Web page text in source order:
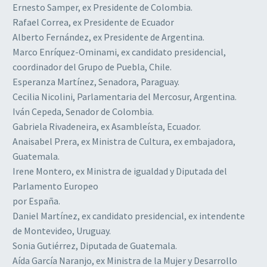
Ernesto Samper, ex Presidente de Colombia.
Rafael Correa, ex Presidente de Ecuador
Alberto Fernández, ex Presidente de Argentina.
Marco Enríquez-Ominami, ex candidato presidencial,
coordinador del Grupo de Puebla, Chile.
Esperanza Martínez, Senadora, Paraguay.
Cecilia Nicolini, Parlamentaria del Mercosur, Argentina.
Iván Cepeda, Senador de Colombia.
Gabriela Rivadeneira, ex Asambleísta, Ecuador.
Anaisabel Prera, ex Ministra de Cultura, ex embajadora,
Guatemala.
Irene Montero, ex Ministra de igualdad y Diputada del
Parlamento Europeo
por España.
Daniel Martínez, ex candidato presidencial, ex intendente
de Montevideo, Uruguay.
Sonia Gutiérrez, Diputada de Guatemala.
Aída García Naranjo, ex Ministra de la Mujer y Desarrollo